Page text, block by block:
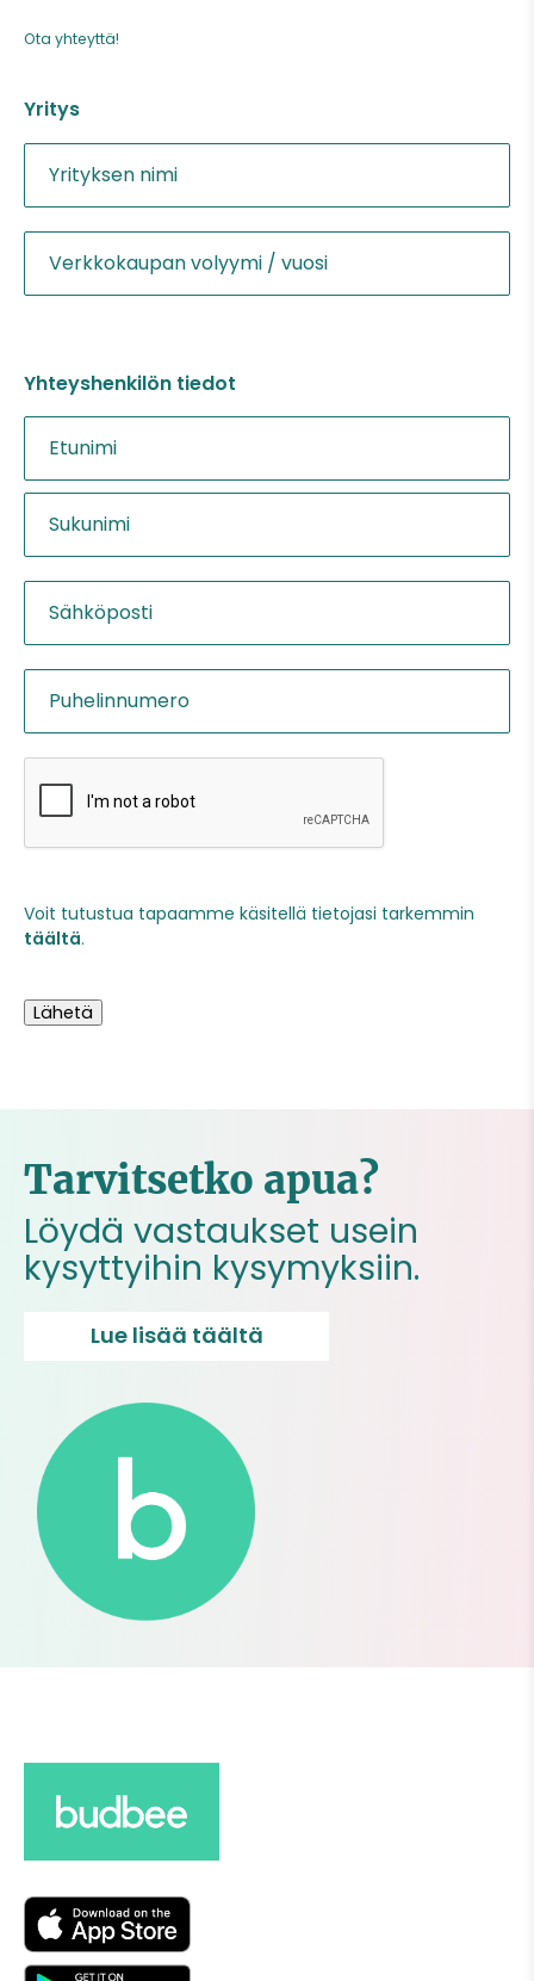
Ota yhteyttä!
Yritys
Yhteyshenkilön tiedot
Voit tutustua tapaamme käsitellä tietojasi tarkemmin
täältä.
Lähetä
Tarvitsetko apua?
Löydä vastaukset usein
kysyttyihin kysymyksiin.
Lue lisää täältä